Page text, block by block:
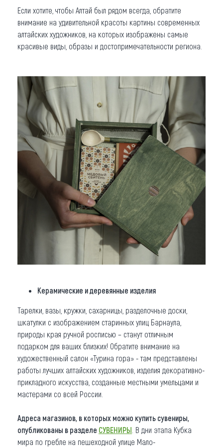
Если хотите, чтобы Алтай был рядом всегда, обратите
внимание на удивительной красоты картины современных
алтайских художников, на которых изображены самые
красивые виды, образы и достопримечательности региона.
Керамические и деревянные изделия
Тарелки, вазы, кружки, сахарницы, разделочные доски,
шкатулки с изображением старинных улиц Барнаула,
природы края ручной росписью – станут отличным
подарком для ваших близких! Обратите внимание на
художественный салон «Турина гора» - там представлены
работы лучших алтайских художников, изделия декоративно-
прикладного искусства, созданные местными умельцами и
мастерами со всей России.
Адреса магазинов, в которых можно купить сувениры,
опубликованы в разделе СУВЕНИРЫ В дни этапа Кубка
мира по гребле на пешеходной улице Мало-